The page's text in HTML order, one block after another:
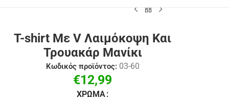
T-shirt Με V Λαιμόκοψη Και
Τρουακάρ Μανίκι
Κωδικός προϊόντος: 03-60
€12,99
ΧΡΏΜΑ